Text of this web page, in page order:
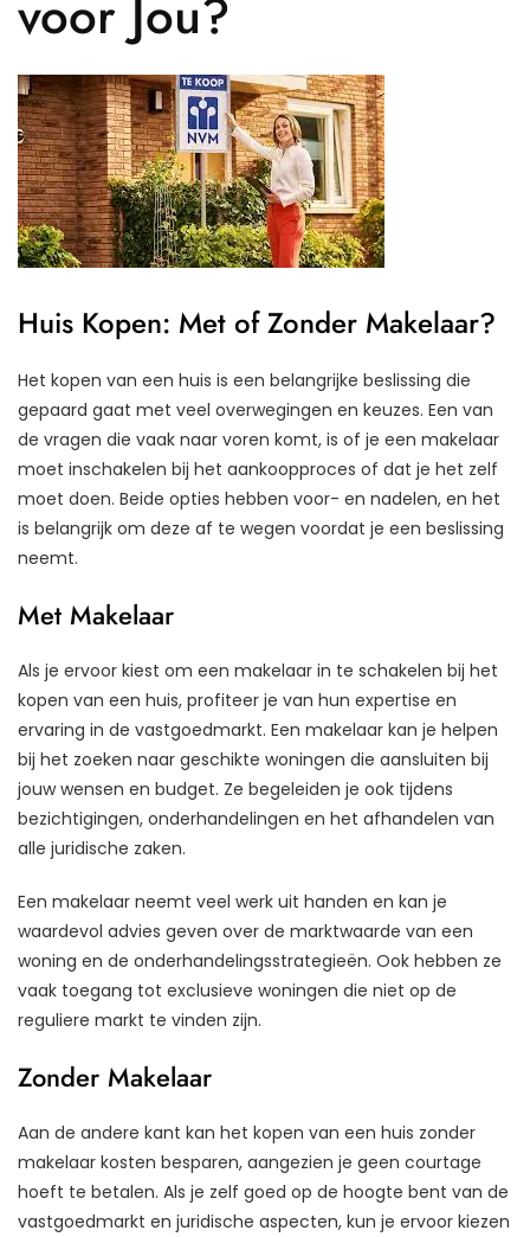
voor Jou?
Huis Kopen: Met of Zonder Makelaar?
Het kopen van een huis is een belangrijke beslissing die
gepaard gaat met veel overwegingen en keuzes. Een van
de vragen die vaak naar voren komt, is of je een makelaar
moet inschakelen bij het aankoopproces of dat je het zelf
moet doen. Beide opties hebben voor- en nadelen, en het
is belangrijk om deze af te wegen voordat je een beslissing
neemt.
Met Makelaar
Als je ervoor kiest om een makelaar in te schakelen bij het
kopen van een huis, profiteer je van hun expertise en
ervaring in de vastgoedmarkt. Een makelaar kan je helpen
bij het zoeken naar geschikte woningen die aansluiten bij
jouw wensen en budget. Ze begeleiden je ook tijdens
bezichtigingen, onderhandelingen en het afhandelen van
alle juridische zaken.
Een makelaar neemt veel werk uit handen en kan je
waardevol advies geven over de marktwaarde van een
woning en de onderhandelingsstrategieën. Ook hebben ze
vaak toegang tot exclusieve woningen die niet op de
reguliere markt te vinden zijn.
Zonder Makelaar
Aan de andere kant kan het kopen van een huis zonder
makelaar kosten besparen, aangezien je geen courtage
hoeft te betalen. Als je zelf goed op de hoogte bent van de
vastgoedmarkt en juridische aspecten, kun je ervoor kiezen